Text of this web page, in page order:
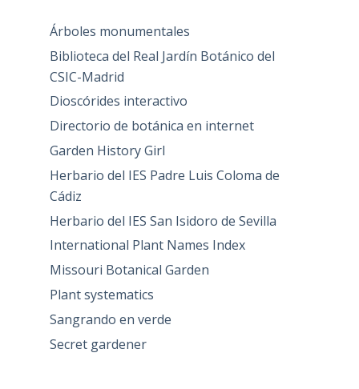
Árboles monumentales
Biblioteca del Real Jardín Botánico del
CSIC-Madrid
Dioscórides interactivo
Directorio de botánica en internet
Garden History Girl
Herbario del IES Padre Luis Coloma de
Cádiz
Herbario del IES San Isidoro de Sevilla
International Plant Names Index
Missouri Botanical Garden
Plant systematics
Sangrando en verde
Secret gardener